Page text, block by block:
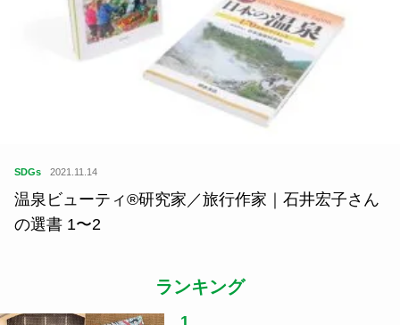
SDGs 2021.11.14
温泉ビューティ®研究家／旅行作家｜石井宏子さん
の選書 1〜2
ランキング